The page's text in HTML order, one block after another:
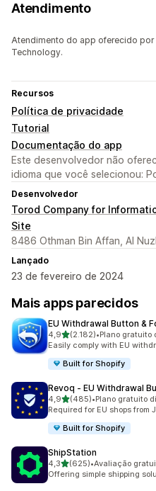
Atendimento
Atendimento do app oferecido
Technology.
Recursos
Política de privacidade
Tutorial
Documentação do app
Este desenvolvedor não
idioma que você selecionou:
Desenvolvedor
Torod Company for
Site
8486 Othman Bin Affan, Al
Lançado
23 de fevereiro de 2024
Mais apps parecidos
EU Withdrawal Button &
4,9de 5 estrelas
(2.182)
2182 avaliações ao todo
•Plano gratuito
Easily comply with EU
Built for Shopify
Revoq ‑ EU Withdrawal
4,9de 5 estrelas
(485)
485 avaliações ao todo
•Plano gratuito
Required for EU shops
Built for Shopify
ShipStation
4,3de 5 estrelas
(625)
625 avaliações ao todo
•Avaliação
Offering simple shipping